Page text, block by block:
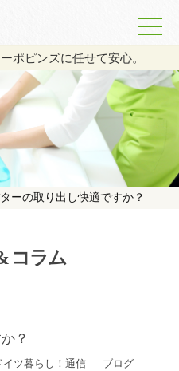
ポピンズに任せて安心。
ーの取り出し快適ですか？
コラム
？
イツ暮らし！通信 ブログ